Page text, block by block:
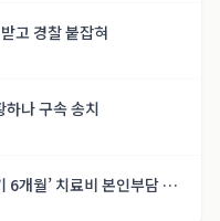
고 경찰 붙잡혀
하나 구속 송치
6개월’ 치료비 본인부담 면